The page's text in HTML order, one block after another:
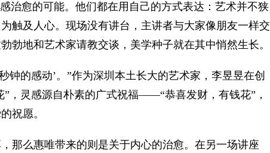
治愈的可能。他们都在用自己的方式表达：艺术并不狭
触及人心。现场没有讲台，主讲者与大家像朋友一样交
勃地和艺术家请教交谈，美学种子就在其中悄然生长。
钟的感动’。”作为深圳本土长大的艺术家，李昱昱在创
，灵感源自朴素的广式祝福——“恭喜发财，有钱花”，
祝愿。
那么惠唯带来的则是关于内心的治愈。在另一场讲座